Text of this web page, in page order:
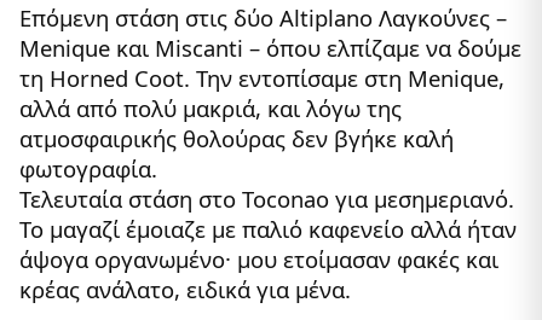
Επόμενη στάση στις δύο Altiplano Λαγκούνες –
Menique και Miscanti – όπου ελπίζαμε να δούμε
τη Horned Coot. Την εντοπίσαμε στη Menique,
αλλά από πολύ μακριά, και λόγω της
ατμοσφαιρικής θολούρας δεν βγήκε καλή
φωτογραφία.
Τελευταία στάση στο Toconao για μεσημεριανό.
Το μαγαζί έμοιαζε με παλιό καφενείο αλλά ήταν
άψογα οργανωμένο· μου ετοίμασαν φακές και
κρέας ανάλατο, ειδικά για μένα.